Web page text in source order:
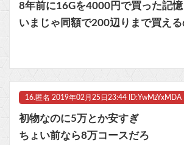
8年前に16Gを4000円で買った記憶
いまじゃ同額で200辺りまで買える
16. 匿名 2019年02月25日23:44 ID:YwMzYxMDA
初物なのに5万とか安すぎ
ちょい前なら8万コースだろ